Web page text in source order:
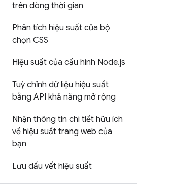
trên dòng thời gian
Phân tích hiệu suất của bộ
chọn CSS
Hiệu suất của cấu hình Node.js
Tuỳ chỉnh dữ liệu hiệu suất
bằng API khả năng mở rộng
Nhận thông tin chi tiết hữu ích
về hiệu suất trang web của
bạn
Lưu dấu vết hiệu suất